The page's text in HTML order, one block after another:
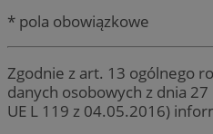
* pola obowiązkowe
Zgodnie z art. 13 ogólnego
danych osobowych z dnia
UE L 119 z 04.05.2016)